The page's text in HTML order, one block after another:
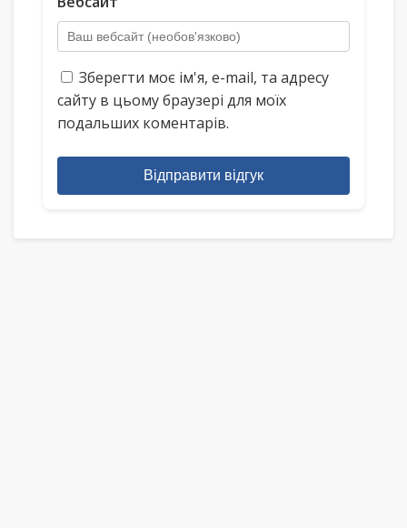
Зберегти моє ім'я, e-mail, та адресу
сайту в цьому браузері для моїх
подальших коментарів.
Відправити відгук